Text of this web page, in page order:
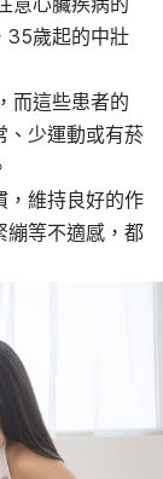
35歲起的中壯
而這些患者的
、少運動或有菸
，維持良好的作
繃等不適感，都